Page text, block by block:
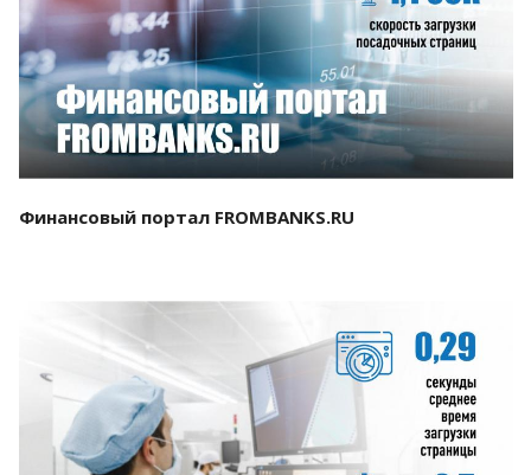
Смотреть проект
Финансовый портал FROMBANKS.RU